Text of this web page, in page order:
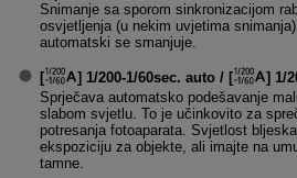
Snimanje sa sporom sinkronizacijom
osvjetljenja (u nekim uvjetima
automatski se smanjuje.
[ ] 1/200-1/60sec. auto/ [ ] 1/
Sprječava automatsko podešavanje
slabom svjetlu. To je učinkovito za
potresanja fotoaparata. Svjetlost
ekspoziciju za objekte, ali imajte na
tamne.